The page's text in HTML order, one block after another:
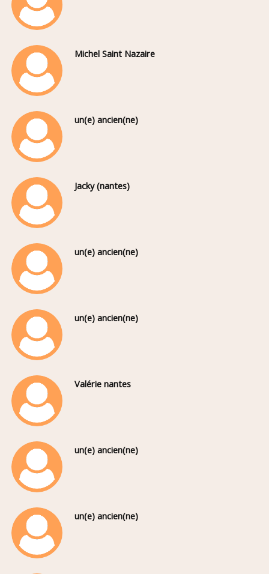
Michel Saint Nazaire
un(e) ancien(ne)
Jacky (nantes)
un(e) ancien(ne)
un(e) ancien(ne)
Valérie nantes
un(e) ancien(ne)
un(e) ancien(ne)